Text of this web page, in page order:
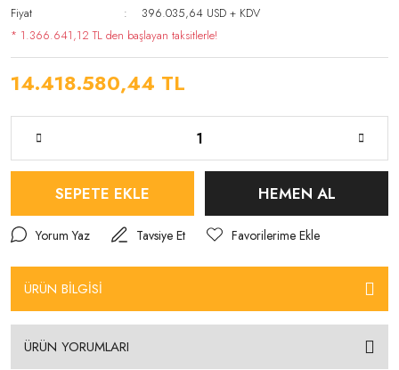
Fiyat
396.035,64 USD + KDV
* 1.366.641,12 TL den başlayan taksitlerle!
14.418.580,44 TL
SEPETE EKLE HEMEN AL
Yorum Yaz Tavsiye Et
ÜRÜN BİLGİSİ
ÜRÜN YORUMLARI